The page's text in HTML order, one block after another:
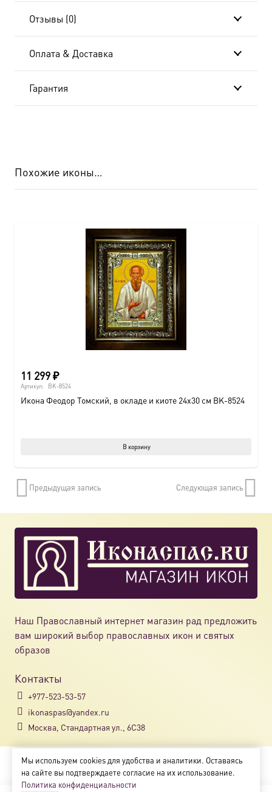
Отзывы (0)
Оплата & Доставка
Гарантия
Похожие иконы…
11 299₽
Артикул: BK-8524
Икона Феодор Томский, в окладе и киоте 24х30 см BK-8524
В корзину
Предыдущая запись Следующая запись
Наш Православный интернет магазин рад предложить
вам широкий выбор православных икон и святых
образов
Контакты
+977-523-53-57
ikonaspas@yandex.ru
Москва, Стандартная ул., 6С38
Copyright © 2018-2025
Магазин православных икон «ikonaspas.ru»
Мы используем cookies для удобства и аналитики. Оставаясь
на сайте вы подтверждаете согласие на их использование.
Политика конфиденциальности